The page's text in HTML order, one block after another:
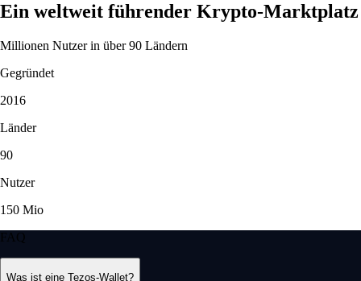
Ein weltweit führender Krypto-Marktplatz
Millionen Nutzer in über 90 Ländern
Gegründet
2016
Länder
90
Nutzer
150 Mio
FAQ
Was ist eine Tezos-Wallet?